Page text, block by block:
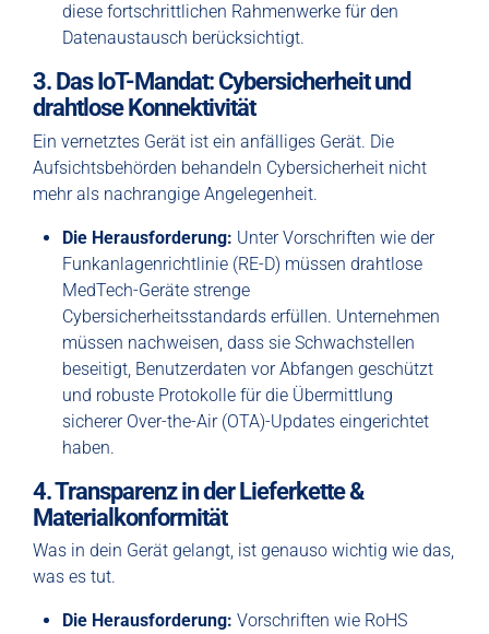
diese fortschrittlichen Rahmenwerke für den
Datenaustausch berücksichtigt.
3. Das IoT-Mandat: Cybersicherheit und
drahtlose Konnektivität
Ein vernetztes Gerät ist ein anfälliges Gerät. Die
Aufsichtsbehörden behandeln Cybersicherheit nicht
mehr als nachrangige Angelegenheit.
Die Herausforderung: Unter Vorschriften wie der
Funkanlagenrichtlinie (RE-D) müssen drahtlose
MedTech-Geräte strenge
Cybersicherheitsstandards erfüllen. Unternehmen
müssen nachweisen, dass sie Schwachstellen
beseitigt, Benutzerdaten vor Abfangen geschützt
und robuste Protokolle für die Übermittlung
sicherer Over-the-Air (OTA)-Updates eingerichtet
haben.
4. Transparenz in der Lieferkette &
Materialkonformität
Was in dein Gerät gelangt, ist genauso wichtig wie das,
was es tut.
Die Herausforderung: Vorschriften wie RoHS